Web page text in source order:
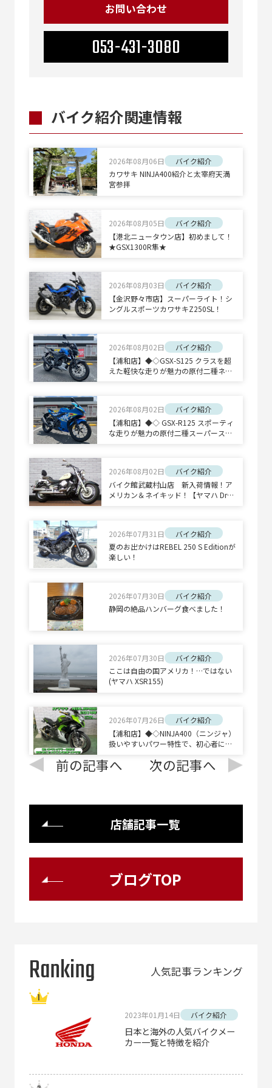
お問い合わせ
053-431-3080
バイク紹介関連情報
2026年08月06日
バイク紹介
カワサキ NINJA400紹介と太宰府天満
宮参拝
2026年08月05日
バイク紹介
【港北ニュータウン店】初めまして！
★GSX1300R隼★
2026年08月03日
バイク紹介
【金沢野々市店】スーパーライト！シ
ングルスポーツカワサキZ250SL！
2026年08月02日
バイク紹介
【浦和店】◆◇GSX-S125 クラスを超
えた軽快な走りが魅力の原付二種ネイ
2026年08月02日
バイク紹介
【浦和店】◆◇ GSX-R125 スポーティ
な走りが魅力の原付二種スーパースポ
2026年08月02日
バイク紹介
バイク館武蔵村山店 新入荷情報！ア
メリカン＆ネイキッド！【ヤマハ Drag
2026年07月31日
バイク紹介
夏のお出かけはREBEL 250 S Editionが
楽しい！
2026年07月30日
バイク紹介
静岡の絶品ハンバーグ食べました！
2026年07月30日
バイク紹介
ここは自由の国アメリカ！…ではない
(ヤマハ XSR155)
2026年07月26日
バイク紹介
【浦和店】◆◇NINJA400（ニンジャ）
扱いやすいパワー特性で、初心者にも
前の記事へ
店舗記事一覧
次の記事へ
ブログTOP
Ranking 人気記事ランキング
2023年01月14日 バイク紹介
日本と海外の人気バイクメー
カー一覧と特徴を紹介